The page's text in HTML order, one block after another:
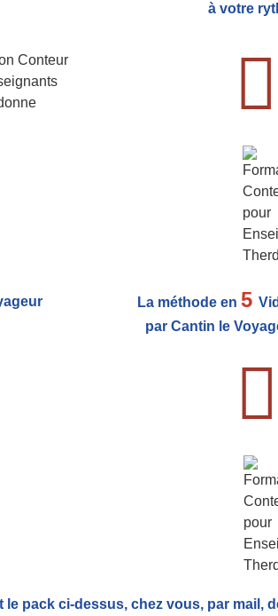
à votre
La méthode en 5
par Cantin le
le pack ci-dessus, chez vous, par mail,